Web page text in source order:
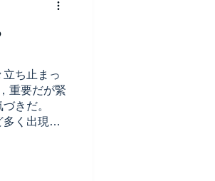
ち止まっ
重要だが緊
きだ。
く出現す
不要な情報